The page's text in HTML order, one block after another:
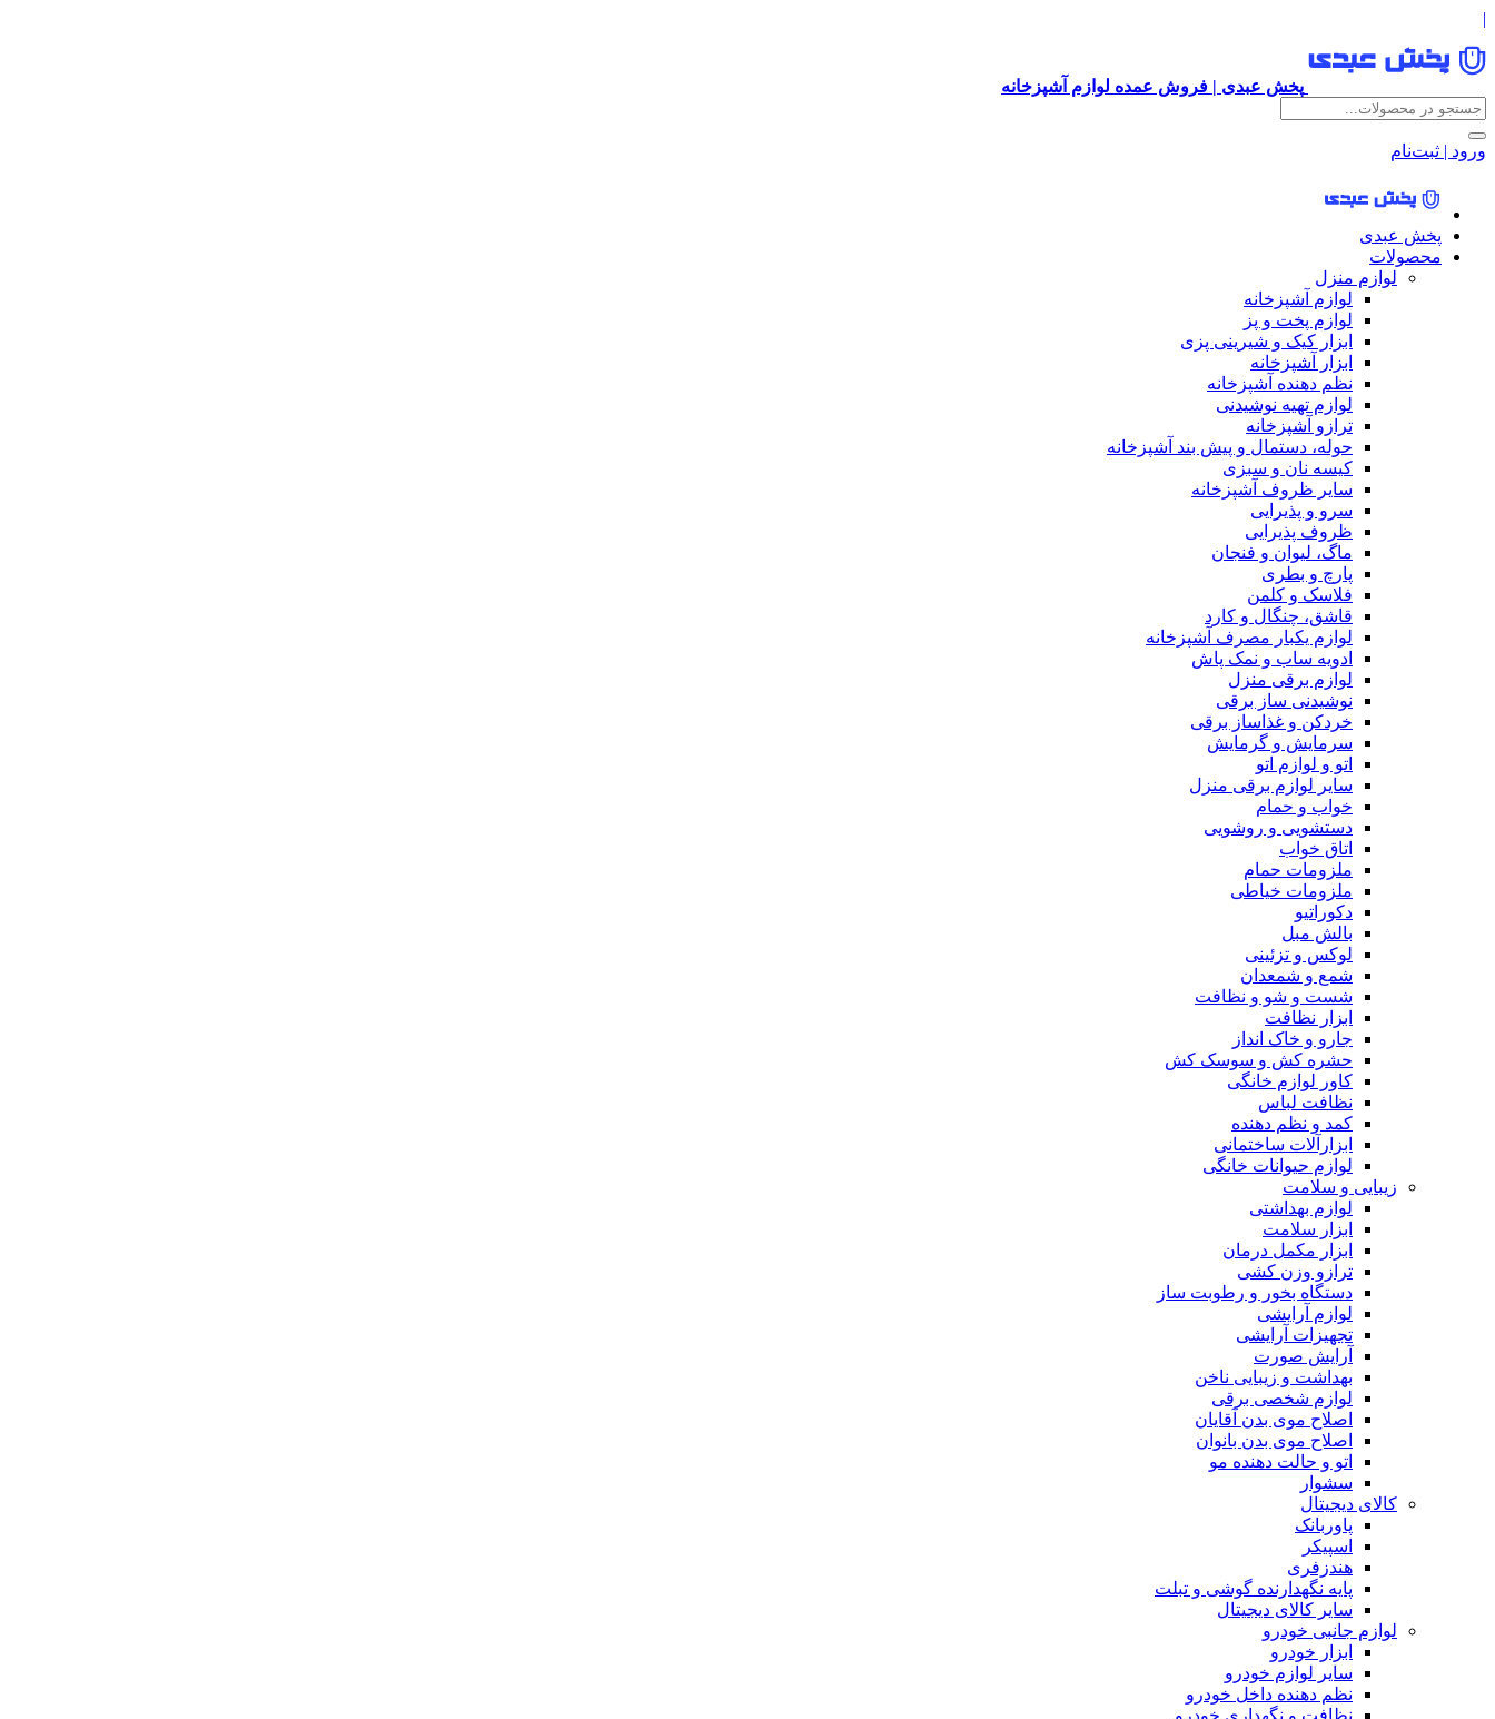
|
پخش عبدی | فروش عمده لوازم آشپزخانه
ورود | ثبت‌نام
پخش عبدی
محصولات
لوازم منزل
لوازم آشپزخانه
لوازم پخت و پز
ابزار کیک و شیرینی پزی
ابزار آشپزخانه
نظم دهنده آشپزخانه
لوازم تهیه نوشیدنی
ترازو آشپزخانه
حوله، دستمال و پیش بند آشپزخانه
کیسه نان و سبزی
سایر ظروف آشپزخانه
سرو و پذیرایی
ظروف پذیرایی
ماگ، لیوان و فنجان
پارچ و بطری
فلاسک و کلمن
قاشق، چنگال و کارد
لوازم یکبار مصرف آشپزخانه
ادویه ساب و نمک پاش
لوازم برقی منزل
نوشیدنی ساز برقی
خردکن و غذاساز برقی
سرمایش و گرمایش
اتو و لوازم اتو
سایر لوازم برقی منزل
خواب و حمام
دستشویی و روشویی
اتاق خواب
ملزومات حمام
ملزومات خیاطی
دکوراتیو
بالش مبل
لوکس و تزئینی
شمع و شمعدان
شست و شو و نظافت
ابزار نظافت
جارو و خاک انداز
حشره کش و سوسک کش
کاور لوازم خانگی
نظافت لباس
کمد و نظم دهنده
ابزارآلات ساختمانی
لوازم حیوانات خانگی
زیبایی و سلامت
لوازم بهداشتی
ابزار سلامت
ابزار مکمل درمان
ترازو وزن کشی
دستگاه بخور و رطوبت ساز
لوازم آرایشی
تجهیزات آرایشی
آرایش صورت
بهداشت و زیبایی ناخن
لوازم شخصی برقی
اصلاح موی بدن آقایان
اصلاح موی بدن بانوان
اتو و حالت دهنده مو
سشوار
کالای دیجیتال
پاوربانک
اسپیکر
هندزفری
پایه نگهدارنده گوشی و تبلت
سایر کالای دیجیتال
لوازم جانبی خودرو
ابزار خودرو
سایر لوازم خودرو
نظم دهنده داخل خودرو
نظافت و نگهداری خودرو